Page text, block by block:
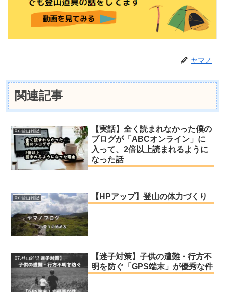
ヤマノ
関連記事
07.登山雑記
【実話】全く読まれなかった僕の
ブログが「ABCオンライン」に
入って、2倍以上読まれるように
なった話
07.登山雑記 【HPアップ】登山の体力づくり
07.登山雑記
【迷子対策】子供の遭難・行方不
明を防ぐ「GPS端末」が優秀な件